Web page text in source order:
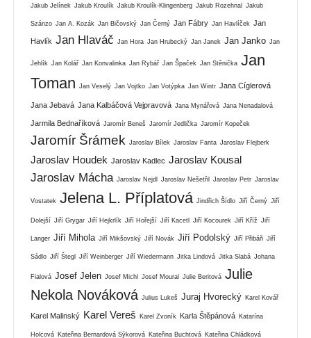
Jakub Jelínek Jakub Kroulík Jakub Kroulík-Klingenberg Jakub Rozehnal Jakub
Szánzo Jan A. Kozák Jan Bičovský Jan Černý Jan Fábry Jan Havlíček Jan
Havlík Jan Hlaváč Jan Hora Jan Hrubecký Jan Janek Jan Janko Jan
Jehlík Jan Kolář Jan Konvalinka Jan Rybář Jan Špaček Jan Stěnička Jan
Toman
Jan Veselý Jan Vojtko Jan Votýpka Jan Wintr Jana Cíglerová
Jana Jebavá Jana Kalbáčová Vejpravová Jana Mynářová Jana Nenadalová
Jarmila Bednaříková Jaromír Beneš Jaromír Jedlička Jaromír Kopeček
Jaromír Šrámek Jaroslav Bílek Jaroslav Fanta Jaroslav Flejberk
Jaroslav Houdek Jaroslav Kadlec Jaroslav Kousal
Jaroslav Mácha Jaroslav Nejdl Jaroslav Nešetřil Jaroslav Petr Jaroslav
Vostatek Jelena L. Příplatová Jindřich Šídlo Jiří Černý Jiří
Dolejší Jiří Grygar Jiří Hejkrlík Jiří Hořejší Jiří Kacetl Jiří Kocourek Jiří Kříž Jiří
Langer Jiří Mihola Jiří Mikšovský Jiří Novák Jiří Podolský Jiří Přibáň Jiří
Sádlo Jiří Štegl Jiří Weinberger Jiří Wiedermann Jitka Lindová Jitka Slabá Johana
Fialová Josef Jelen Josef Michl Josef Moural Julie Beritová Julie
Nekola Nováková Julius Lukeš Juraj Hvorecký Karel Kovář
Karel Malinský Karel Vereš Karel Zvoník Karla Štěpánová Katarína
Holcová Kateřina Bernardová Sýkorová Kateřina Buchtová Kateřina Chládková